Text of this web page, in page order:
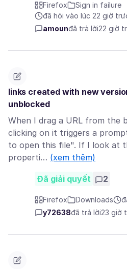
Firefox
Sign in failure
đã hỏi vào lúc 22 giờ
amounđã trả lời22 giờ
links created with new
unblocked
When I drag a URL from the
clicking on it triggers a
to open this file". If I look at
properti… (xem thêm)
Đã giải quyết 2
Firefox Downloads
y72638đã trả lời23 giờ